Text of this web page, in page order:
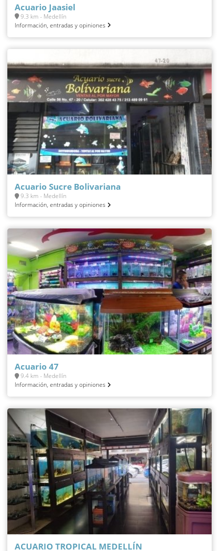
Acuario Jaasiel
9.3 km - Medellín
Información, entradas y opiniones
Acuario Sucre Bolivariana
9.3 km - Medellín
Información, entradas y opiniones
Acuario 47
9.4 km - Medellín
Información, entradas y opiniones
ACUARIO TROPICAL MEDELLÍN